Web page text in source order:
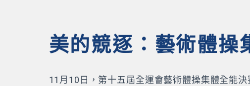
美的競逐：藝術體操
11月10日，第十五屆全運會藝術體操集體全能